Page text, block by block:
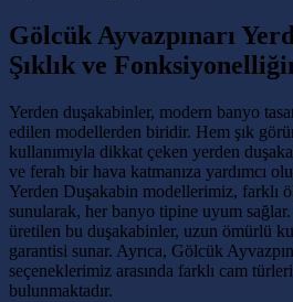
Gölcük Ayvazpınarı
Şıklık ve
Yerden duşakabinler, modern banyo
edilen modellerden biridir. Hem şık
kullanımıyla dikkat çeken yerden
ve ferah bir hava katmanıza yardımcı
Yerden Duşakabin modellerimiz, farklı
sunularak, her banyo tipine uyum
üretilen bu duşakabinler, uzun ömürlü
garantisi sunar. Ayrıca, Gölcük
seçeneklerimiz arasında farklı cam
bulunmaktadır.